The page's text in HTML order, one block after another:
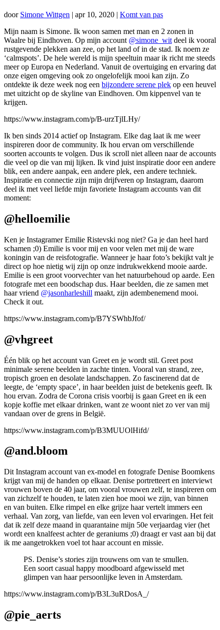
door Simone Wittgen | apr 10, 2020 | Komt van pas
Mijn naam is Simone. Ik woon samen met man en 2 zonen in
Waalre bij Eindhoven. Op mijn account @simone_wit deel ik vooral
rustgevende plekken aan zee, op het land of in de stad. Ik noem ze
‘calmspots’. De hele wereld is mijn speeltuin maar ik richt me steeds
meer op Europa en Nederland. Vanuit de overtuiging en ervaring dat
onze eigen omgeving ook zo ongelofelijk mooi kan zijn. Zo
ontdekte ik deze week nog een bijzondere serene plek op een heuvel
met uitzicht op de skyline van Eindhoven. Om kippenvel van te
krijgen.
https://www.instagram.com/p/B-urzTjlLHy/
Ik ben sinds 2014 actief op Instagram. Elke dag laat ik me weer
inspireren door de community. Ik hou ervan om verschillende
soorten accounts te volgen. Dus ik scroll niet alleen naar de accounts
die veel op die van mij lijken. Ik vind juist inspiratie door een andere
blik, een andere aanpak, een andere plek, een andere techniek.
Inspiratie en connectie zijn mijn drijfveren op Instagram, daarom
deel ik met veel liefde mijn favoriete Instagram accounts van dit
moment:
@helloemilie
Ken je Instagramer Emilie Ristevski nog niet? Ga je dan heel hard
schamen ;0) Emilie is voor mij en voor velen met mij de ware
koningin van de reisfotografie. Wanneer je haar foto’s bekijkt valt je
direct op hoe nietig wij zijn op onze indrukwekkend mooie aarde.
Emilie is een groot voorvechter van het natuurbehoud op aarde. Een
fotografe met een boodschap dus. Haar beelden, die ze samen met
haar vriend @jasonharleshill maakt, zijn adembenemend mooi.
Check it out.
https://www.instagram.com/p/B7YSWhbJfof/
@vhgreet
Één blik op het account van Greet en je wordt stil. Greet post
minimale serene beelden in zachte tinten. Vooral van strand, zee,
tropisch groen en desolate landschappen. Zo fascinerend dat de
leegte, de ‘empty space’, in haar beelden juist de betekenis geeft. Ik
hou ervan. Zodra de Corona crisis voorbij is gaan Greet en ik een
kopje koffie met elkaar drinken, want ze woont niet zo ver van mij
vandaan over de grens in België.
https://www.instagram.com/p/B3MUUOlHifd/
@and.bloom
Dit Instagram account van ex-model en fotografe Denise Boomkens
krijgt van mij de handen op elkaar. Denise portretteert en interviewt
vrouwen boven de 40 jaar, om vooral vrouwen zelf, te inspireren om
van zichzelf te houden, te laten zien hoe mooi we zijn, van binnen
en van buiten. Elke rimpel en elke grijze haar vertelt immers een
verhaal. Van zorg, van liefde, van een leven vol ervaringen. Het feit
dat ik zelf deze maand in quarantaine mijn 50e verjaardag vier (het
wordt een knalfeest achter de geraniums ;0) draagt er vast aan bij dat
ik me aangetrokken voel tot haar account en missie.
PS. Denise’s stories zijn trouwens om van te smullen.
Een soort casual happy moodboard afgewisseld met
glimpen van haar persoonlijke leven in Amsterdam.
https://www.instagram.com/p/B3L3uRDosA_/
@pie_aerts